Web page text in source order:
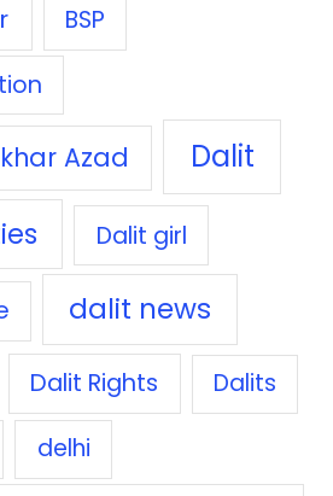
BSP
Azad Dalit
Dalit girl
dalit news
Dalit Rights Dalits
delhi